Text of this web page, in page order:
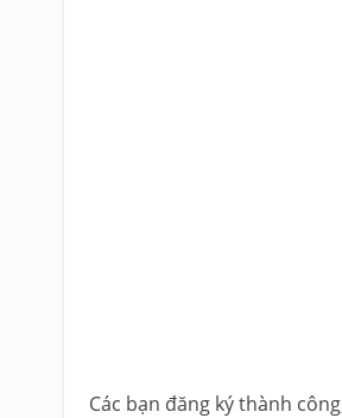
Các bạn đăng ký thành